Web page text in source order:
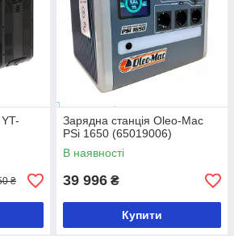
₴
Зарядна станція Oleo-Mac
PSi 1650 (65019006)
В наявності
39 996 ₴
Купити